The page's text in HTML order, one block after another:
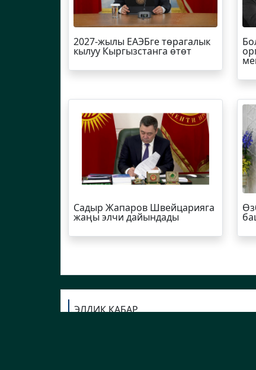
2027-жылы ЕАЭБге төрагалык
кылуу Кыргызстанга өтөт
Садыр Жапаров Швейцарияга
жаңы элчи дайындады
ЭЛДИК КАБАР